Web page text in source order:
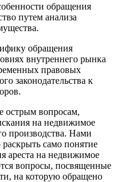
обращения
путем анализа
обращения
внутреннего рынка
правовых
законодательства к
острым вопросам,
на недвижимое
производства. Нами
само понятие
ареста на недвижимое
вопросы, посвященные
на которую обращено